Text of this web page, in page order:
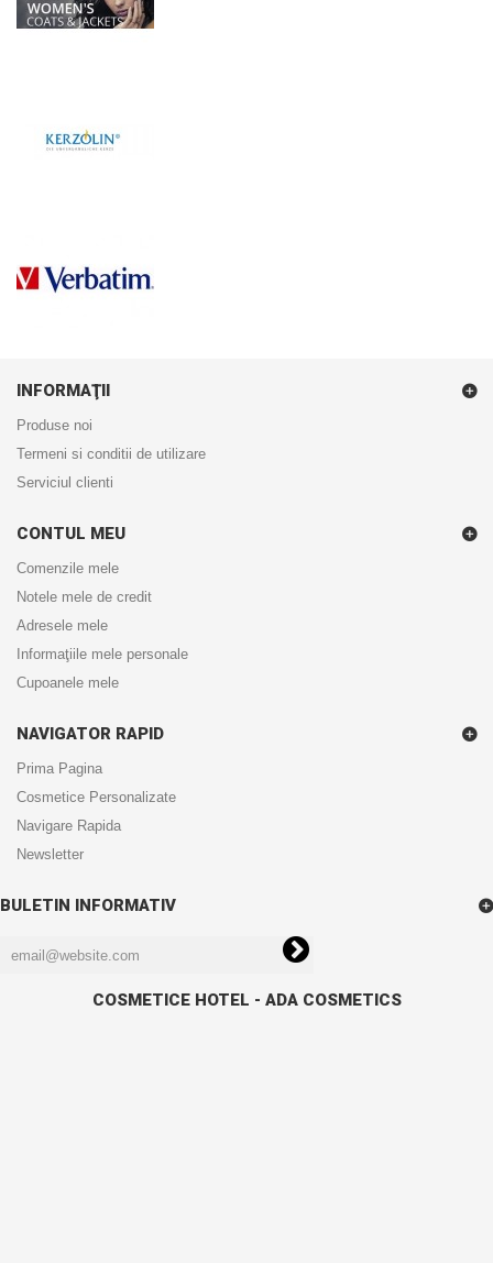
INFORMAŢII
Produse noi
Termeni si conditii de utilizare
Serviciul clienti
CONTUL MEU
Comenzile mele
Notele mele de credit
Adresele mele
Informaţiile mele personale
Cupoanele mele
NAVIGATOR RAPID
Prima Pagina
Cosmetice Personalizate
Navigare Rapida
Newsletter
BULETIN INFORMATIV
COSMETICE HOTEL - ADA COSMETICS